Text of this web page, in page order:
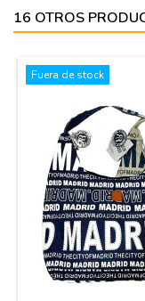
16 OTROS
Fuera de stock